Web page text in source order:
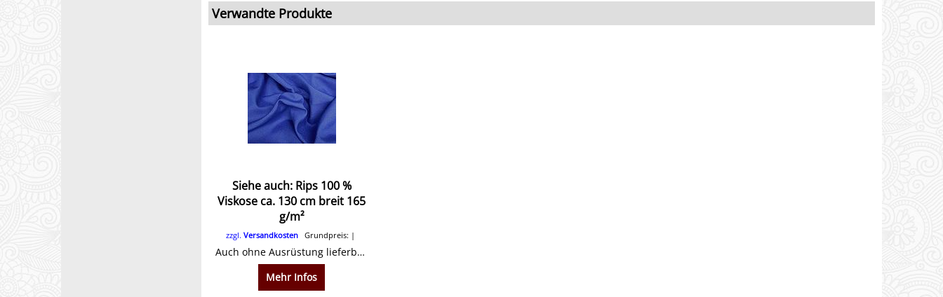
Verwandte Produkte
Siehe auch: Rips 100 %
Viskose ca. 130 cm breit 165
g/m²
zzgl. VersandkostenGrundpreis:
Auch ohne Ausrüstung lieferbar. Hier klicken.
Mehr Infos